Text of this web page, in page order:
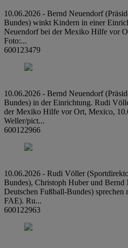
10.06.2026 - Bernd Neuendorf
Bundes) winkt Kindern in einer
Neuendorf bei der Mexiko Hilfe vor
Foto:...
600123479
10.06.2026 - Bernd Neuendorf
Bundes) in der Einrichtung. Rudi
der Mexiko Hilfe vor Ort, Mexico,
Weller/pict...
600122966
10.06.2026 - Rudi Völler
Bundes), Christoph Huber und Bernd
Deutschen Fußball-Bundes)
FAE). Ru...
600122963